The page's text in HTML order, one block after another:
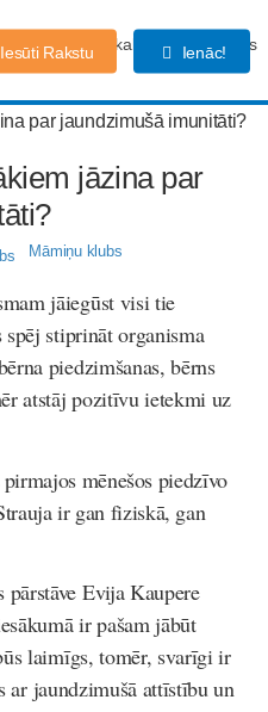
Grūtniecības kalendārs Forums
Iesūti Rakstu Ienāc!
jāzina par
Māmiņu klubs
jāiegūst visi tie
stiprināt organisma
piedzimšanas, bērns
atstāj pozitīvu ietekmi uz
mēnešos piedzīvo
ir gan fiziskā, gan
pārstāve Evija Kaupere
ir pašam jābūt
laimīgs, tomēr, svarīgi ir
ar jaundzimušā attīstību un